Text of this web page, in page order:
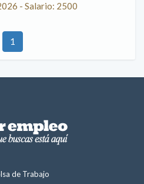
- Salario: 2500
1
de Trabajo